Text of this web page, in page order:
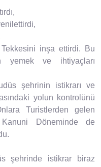
inşa ettirdi. Bu
yemek ve ihtiyaçları
şehrinin istikrarı ve
yolun kontrolünü
Turistlerden gelen
Kanuni Döneminde de
şehrinde istikrar biraz